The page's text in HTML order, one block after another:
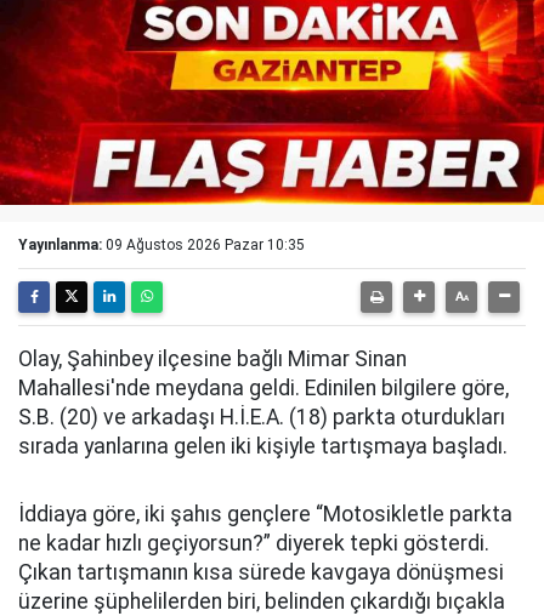
Yayınlanma: 09 Ağustos 2026 Pazar 10:35
Olay, Şahinbey ilçesine bağlı Mimar Sinan
Mahallesi'nde meydana geldi. Edinilen bilgilere göre,
S.B. (20) ve arkadaşı H.İ.E.A. (18) parkta oturdukları
sırada yanlarına gelen iki kişiyle tartışmaya başladı.
İddiaya göre, iki şahıs gençlere “Motosikletle parkta
ne kadar hızlı geçiyorsun?” diyerek tepki gösterdi.
Çıkan tartışmanın kısa sürede kavgaya dönüşmesi
üzerine şüphelilerden biri, belinden çıkardığı bıçakla